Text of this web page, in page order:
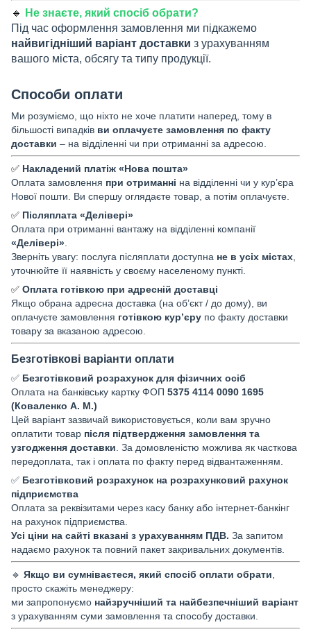
🔹
Не знаєте, який спосіб обрати?
Під час оформлення замовлення ми підкажемо
найвигідніший варіант доставки з урахуванням
вашого міста, обсягу та типу продукції.
Способи оплати
Ми розуміємо, що ніхто не хоче платити наперед, тому в
більшості випадків ви оплачуєте замовлення по факту
доставки – на відділенні чи при отриманні за адресою.
✅ Накладений платіж «Нова пошта»
Оплата замовлення при отриманні на відділенні чи у кур’єра
Нової пошти. Ви спершу оглядаєте товар, а потім оплачуєте.
✅ Післяплата «Делівері»
Оплата при отриманні вантажу на відділенні компанії
«Делівері»
Зверніть увагу: послуга післяплати доступна не в усіх містах
уточнюйте її наявність у своєму населеному пункті.
✅ Оплата готівкою при адресній доставці
Якщо обрана адресна доставка (на об’єкт / до дому), ви
оплачуєте замовлення готівкою кур’єру по факту доставки
товару за вказаною адресою.
Безготівкові варіанти оплати
✅ Безготівковий розрахунок для фізичних осіб
Оплата на банківську картку ФОП 5375 4114 0090 1695
(Коваленко А. М.)
Цей варіант зазвичай використовується, коли вам зручно
оплатити товар після підтвердження замовлення та
узгодження доставки . За домовленістю можлива як часткова
передоплата, так і оплата по факту перед відвантаженням.
✅ Безготівковий розрахунок на розрахунковий рахунок
підприємства
Оплата за реквізитами через касу банку або інтернет-банкінг
на рахунок підприємства.
Усі ціни на сайті вказані з урахуванням ПДВ. За запитом
надаємо рахунок та повний пакет закривальних документів.
🔹 Якщо ви сумніваєтеся, який спосіб оплати обрати
просто скажіть менеджеру:
ми запропонуємо найзручніший та найбезпечніший варіант
з урахуванням суми замовлення та способу доставки.